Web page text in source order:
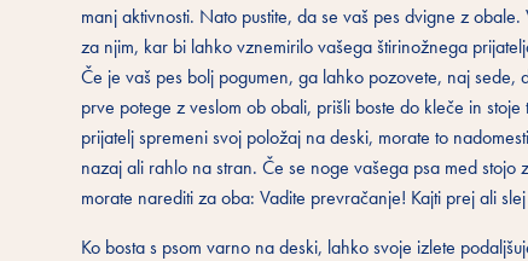
manj aktivnosti. Nato pustite, da se vaš pes dvigne z
za njim, kar bi lahko vznemirilo vašega štirinožnega
Če je vaš pes bolj pogumen, ga lahko pozovete, naj
prve potege z veslom ob obali, prišli boste do kleče in
prijatelj spremeni svoj položaj na deski, morate to
nazaj ali rahlo na stran. Če se noge vašega psa med
morate narediti za oba: Vadite prevračanje! Kajti prej ali
Ko bosta s psom varno na deski, lahko svoje izlete